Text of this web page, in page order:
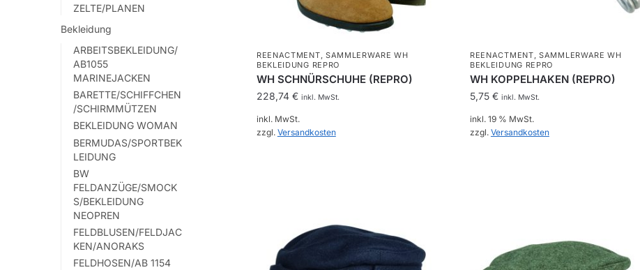
REENACTMENT, SAMMLERWARE WH
BEKLEIDUNG REPRO
WH SCHNÜRSCHUHE (REPRO)
228,74 € inkl. MwSt.
inkl. MwSt.
zzgl. Versandkosten
Die
REENACTMENT,SAMMLERWARE WH
BEKLEIDUNG REPRO
WH KOPPELHAKEN (REPRO)
5,75 € inkl. MwSt.
inkl. 19 % MwSt.
zzgl. Versandkosten
ZELTE/PLANEN
Bekleidung
ARBEITSBEKLEIDUNG/
AB1055
MARINEJACKEN
BARETTE/SCHIFFCHEN
/SCHIRMMÜTZEN
BEKLEIDUNG WOMAN
BERMUDAS/SPORTBEK
LEIDUNG
BW
FELDANZÜGE/SMOCK
S/BEKLEIDUNG
NEOPREN
FELDBLUSEN/FELDJAC
KEN/ANORAKS
FELDHOSEN/AB 1154